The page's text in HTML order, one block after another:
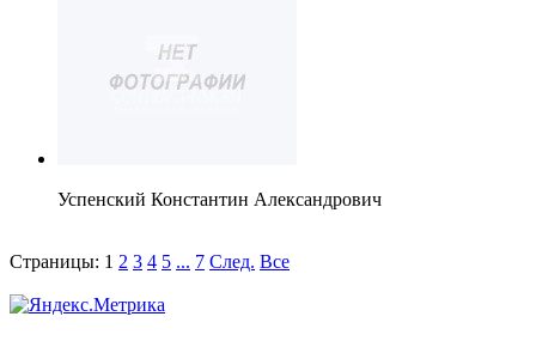
Успенский Константин Александрович
Страницы: 1 2 3 4 5 ... 7 След. Все